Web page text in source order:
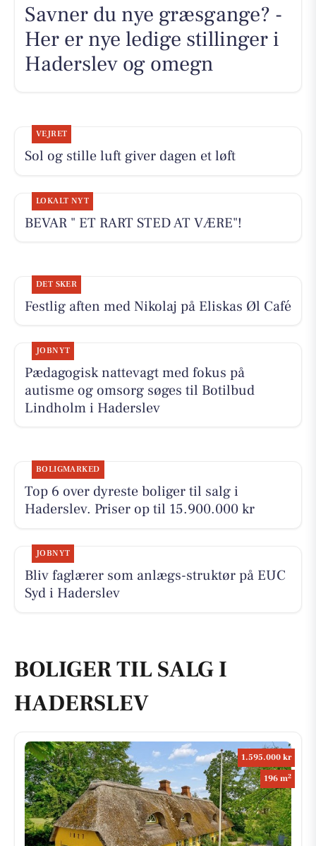
Savner du nye græsgange? -
Her er nye ledige stillinger i
Haderslev og omegn
VEJRET
Sol og stille luft giver dagen et løft
LOKALT NYT
BEVAR " ET RART STED AT VÆRE"!
DET SKER
Festlig aften med Nikolaj på Eliskas Øl Café
JOBNYT
Pædagogisk nattevagt med fokus på
autisme og omsorg søges til Botilbud
Lindholm i Haderslev
BOLIGMARKED
Top 6 over dyreste boliger til salg i
Haderslev. Priser op til 15.900.000 kr
JOBNYT
Bliv faglærer som anlægs-struktør på EUC
Syd i Haderslev
BOLIGER TIL SALG I
HADERSLEV
1.595.000 kr
196 m2